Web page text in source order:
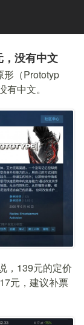
，没有中文
形 （Prototyp
中文。
，139元的定价
元，建议补票